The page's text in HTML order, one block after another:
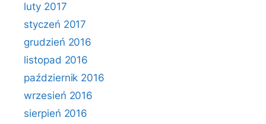
luty 2017
styczeń 2017
grudzień 2016
listopad 2016
październik 2016
wrzesień 2016
sierpień 2016